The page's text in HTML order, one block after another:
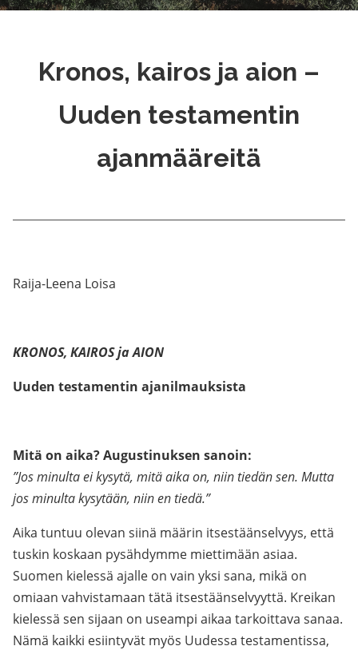
Kronos, kairos ja aion –
Uuden testamentin
ajanmääreitä
Raija-Leena Loisa
KRONOS, KAIROS ja AION
Uuden testamentin ajanilmauksista
Mitä on aika? Augustinuksen sanoin:
”Jos minulta ei kysytä, mitä aika on, niin tiedän sen. Mutta
jos minulta kysytään, niin en tiedä.”
Aika tuntuu olevan siinä määrin itsestäänselvyys, että
tuskin koskaan pysähdymme miettimään asiaa.
Suomen kielessä ajalle on vain yksi sana, mikä on
omiaan vahvistamaan tätä itsestäänselvyyttä. Kreikan
kielessä sen sijaan on useampi aikaa tarkoittava sanaa.
Nämä kaikki esiintyvät myös Uudessa testamentissa,